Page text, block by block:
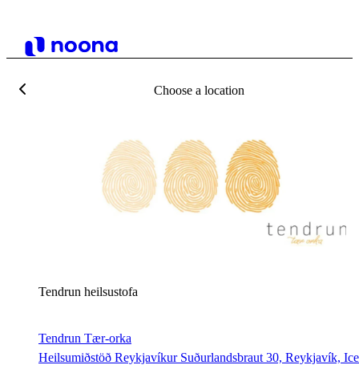
Choose a location
Tendrun heilsustofa
Tendrun Tær-orka
Heilsumiðstöð Reykjavíkur Suðurlandsbraut 30, Reykjavík,